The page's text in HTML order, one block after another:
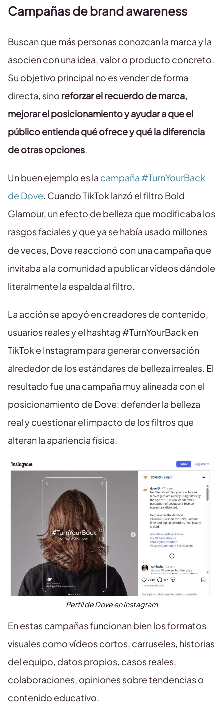
Campañas de brand awareness
Buscan que más personas conozcan la marca y la
asocien con una idea, valor o producto concreto.
Su objetivo principal no es vender de forma
directa, sino reforzar el recuerdo de marca,
mejorar el posicionamiento y ayudar a que el
público entienda qué ofrece y qué la diferencia
de otras opciones.
Un buen ejemplo es la campaña #TurnYourBack
de Dove. Cuando TikTok lanzó el filtro Bold
Glamour, un efecto de belleza que modificaba los
rasgos faciales y que ya se había usado millones
de veces, Dove reaccionó con una campaña que
invitaba a la comunidad a publicar vídeos dándole
literalmente la espalda al filtro.
La acción se apoyó en creadores de contenido,
usuarios reales y el hashtag #TurnYourBack en
TikTok e Instagram para generar conversación
alrededor de los estándares de belleza irreales. El
resultado fue una campaña muy alineada con el
posicionamiento de Dove: defender la belleza
real y cuestionar el impacto de los filtros que
alteran la apariencia física.
Perfil de Dove en Instagram
En estas campañas funcionan bien los formatos
visuales como vídeos cortos, carruseles, historias
del equipo, datos propios, casos reales,
colaboraciones, opiniones sobre tendencias o
contenido educativo.